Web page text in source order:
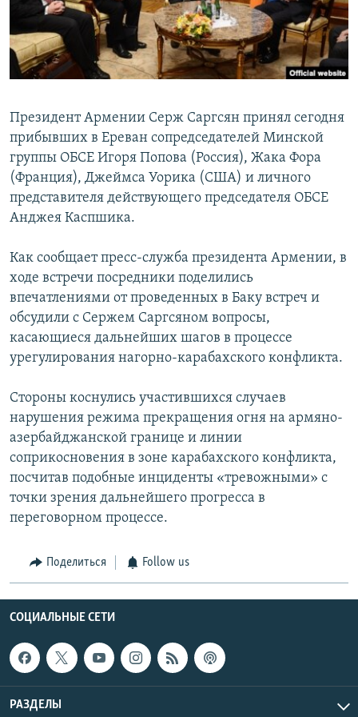
Հայերեն
English
Все сайты Радио Азатутюн
Президент Армении Серж Саргсян принял сегодня
прибывших в Ереван сопредседателей Минской
группы ОБСЕ Игоря Попова (Россия), Жака Фора
(Франция), Джеймса Уорика (США) и личного
представителя действующего председателя ОБСЕ
Анджея Каспшика.
Как сообщает пресс-служба президента Армении, в
ходе встречи посредники поделились
впечатлениями от проведенных в Баку встреч и
обсудили с Сержем Саргсяном вопросы,
касающиеся дальнейших шагов в процессе
урегулирования нагорно-карабахского конфликта.
Стороны коснулись участившихся случаев
нарушения режима прекращения огня на армяно-
азербайджанской границе и линии
соприкосновения в зоне карабахского конфликта,
посчитав подобные инциденты «тревожными» с
точки зрения дальнейшего прогресса в
переговорном процессе.
Поделиться Follow us
СОЦИАЛЬНЫЕ СЕТИ
РАЗДЕЛЫ